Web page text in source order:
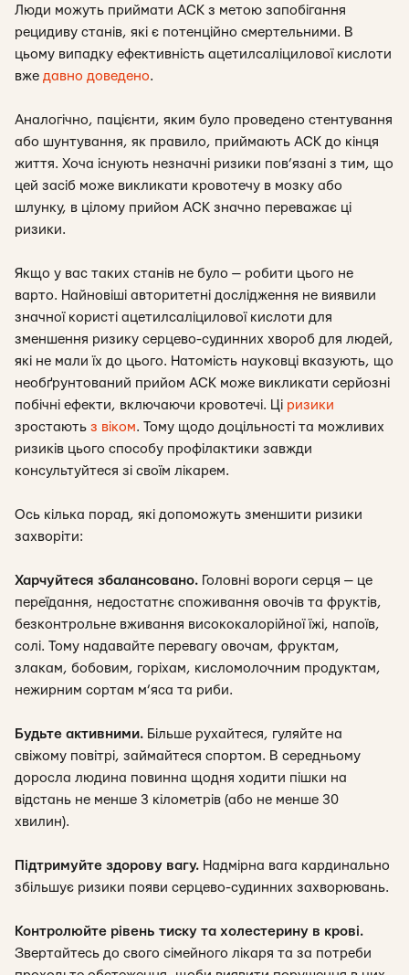
Люди можуть приймати АСК з метою запобігання
рецидиву станів, які є потенційно смертельними. В
цьому випадку ефективність ацетилсаліцилової кислоти
вже давно доведено.
Аналогічно, пацієнти, яким було проведено стентування
або шунтування, як правило, приймають АСК до кінця
життя. Хоча існують незначні ризики пов’язані з тим, що
цей засіб може викликати кровотечу в мозку або
шлунку, в цілому прийом АСК значно переважає ці
ризики.
Якщо у вас таких станів не було — робити цього не
варто. Найновіші авторитетні дослідження не виявили
значної користі ацетилсаліцилової кислоти для
зменшення ризику серцево-судинних хвороб для людей,
які не мали їх до цього. Натомість науковці вказують, що
необґрунтований прийом АСК може викликати серйозні
побічні ефекти, включаючи кровотечі. Ці ризики
зростають з віком. Тому щодо доцільності та можливих
ризиків цього способу профілактики завжди
консультуйтеся зі своїм лікарем.
Ось кілька порад, які допоможуть зменшити ризики
захворіти:
Харчуйтеся збалансовано. Головні вороги серця — це
переїдання, недостатнє споживання овочів та фруктів,
безконтрольне вживання висококалорійної їжі, напоїв,
солі. Тому надавайте перевагу овочам, фруктам,
злакам, бобовим, горіхам, кисломолочним продуктам,
нежирним сортам м’яса та риби.
Будьте активними. Більше рухайтеся, гуляйте на
свіжому повітрі, займайтеся спортом. В середньому
доросла людина повинна щодня ходити пішки на
відстань не менше 3 кілометрів (або не менше 30
хвилин).
Підтримуйте здорову вагу. Надмірна вага кардинально
збільшує ризики появи серцево-судинних захворювань.
Контролюйте рівень тиску та холестерину в крові.
Звертайтесь до свого сімейного лікаря та за потреби